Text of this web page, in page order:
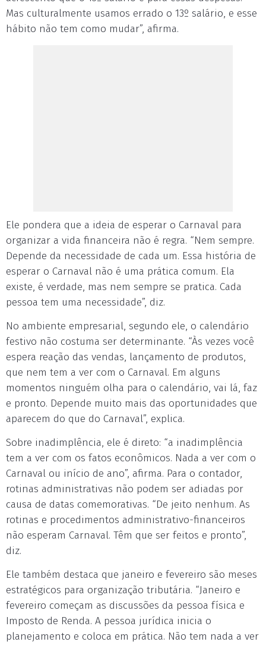
Mas culturalmente usamos errado o 13º salário, e esse
hábito não tem como mudar”, afirma.
Ele pondera que a ideia de esperar o Carnaval para
organizar a vida financeira não é regra. “Nem sempre.
Depende da necessidade de cada um. Essa história de
esperar o Carnaval não é uma prática comum. Ela
existe, é verdade, mas nem sempre se pratica. Cada
pessoa tem uma necessidade”, diz.
No ambiente empresarial, segundo ele, o calendário
festivo não costuma ser determinante. “Às vezes você
espera reação das vendas, lançamento de produtos,
que nem tem a ver com o Carnaval. Em alguns
momentos ninguém olha para o calendário, vai lá, faz
e pronto. Depende muito mais das oportunidades que
aparecem do que do Carnaval”, explica.
Sobre inadimplência, ele é direto: “a inadimplência
tem a ver com os fatos econômicos. Nada a ver com o
Carnaval ou início de ano”, afirma. Para o contador,
rotinas administrativas não podem ser adiadas por
causa de datas comemorativas. “De jeito nenhum. As
rotinas e procedimentos administrativo-financeiros
não esperam Carnaval. Têm que ser feitos e pronto”,
diz.
Ele também destaca que janeiro e fevereiro são meses
estratégicos para organização tributária. “Janeiro e
fevereiro começam as discussões da pessoa física e
Imposto de Renda. A pessoa jurídica inicia o
planejamento e coloca em prática. Não tem nada a ver